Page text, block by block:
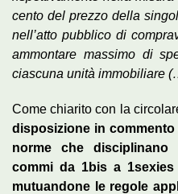
cento del prezzo della
nell’atto pubblico di
ammontare massimo di
ciascuna unità immobiliare
Come chiarito con la
disposizione in
norme che disciplinano
commi da 1­bis a
mutuandone le regole